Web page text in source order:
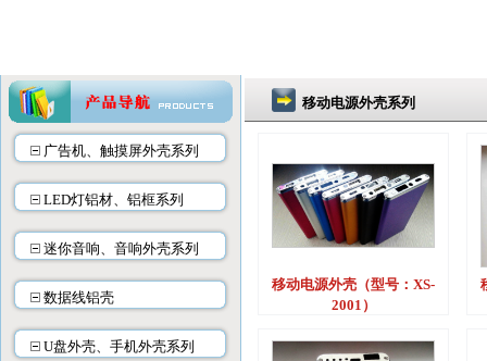
广告机、触摸屏外壳系列
LED灯铝材、铝框系列
迷你音响、音响外壳系列
数据线铝壳
U盘外壳、手机外壳系列
移动电源外壳系列
移动电源外壳（型号：XS-
2001）